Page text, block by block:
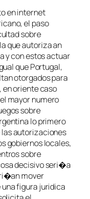
en internet
el paso
sobre
que autoriza an
y con estos actuar
que Portugal,
otorgados para
oriente caso
mayor numero
sobre
lo primero
las autorizaciones
gobiernos locales,
sobre
decisivo seri�a
mover
figura juridica